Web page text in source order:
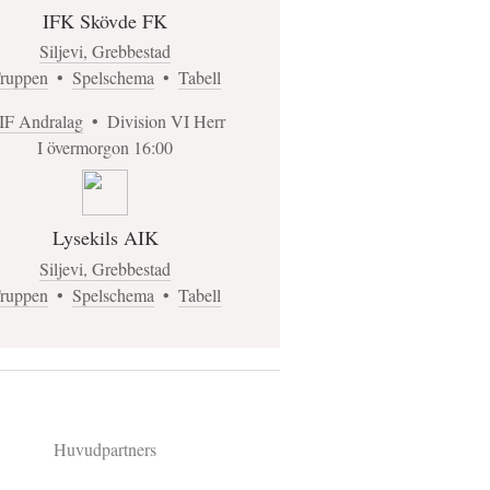
IFK Skövde FK
Siljevi, Grebbestad
• Spelschema • Tabell
Andralag • Division VI Herr
I övermorgon 16:00
Lysekils AIK
Siljevi, Grebbestad
• Spelschema • Tabell
Huvudpartners